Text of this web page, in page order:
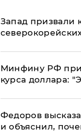
Запад призвали
Минфину РФ
курса доллара:
Федоров
и объяснил,